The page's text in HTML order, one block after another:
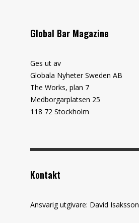
Global Bar Magazine
Ges ut av
Globala Nyheter Sweden AB
The Works, plan 7
Medborgarplatsen 25
118 72 Stockholm
Kontakt
Ansvarig utgivare: David Isaksson